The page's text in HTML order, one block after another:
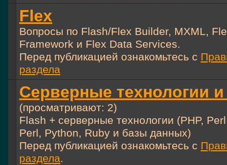
Flex
Вопросы по Flash/Flex Builder, MXML,
Framework и Flex Data Services.
Перед публикацией ознакомьтесь с
раздела
Серверные технологии
(просматривают: 2)
Flash + серверные технологии (PHP,
Perl, Python, Ruby и базы данных)
Перед публикацией ознакомьтесь с
раздела.